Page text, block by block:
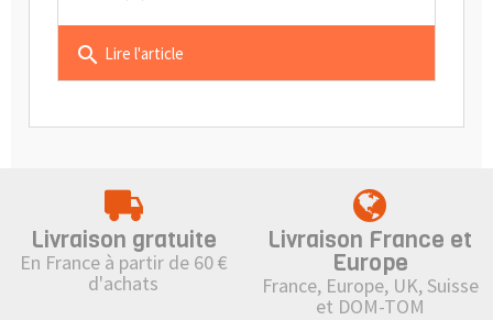
search Lire l'article
Livraison gratuite
En France à partir de 60 €
d'achats
Livraison France et
Europe
France, Europe, UK, Suisse
et DOM-TOM